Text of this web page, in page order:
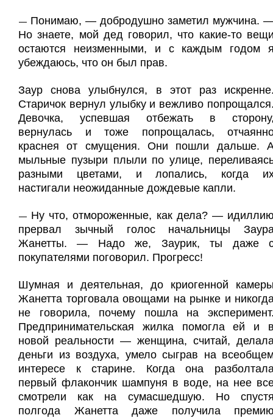
— Понимаю, — добродушно заметил мужчина.
Но знаете, мой дед говорил, что какие-то
остаются неизменными, и с каждым годом
убеждаюсь, что он был прав.
Заур снова улыбнулся, в этот раз
Старичок вернул улыбку и вежливо
Девочка, успевшая отбежать в
вернулась и тоже попрощалась,
краснея от смущения. Они пошли дальше.
мыльные пузыри плыли по улице,
разными цветами, и лопались, когда
настигали неожиданные дождевые капли.
— Ну что, отмороженные, как дела? —
прервал зычный голос начальницы
Жанетты. — Надо же, Заурик, ты даже
покупателями поговорил. Прогресс!
Шумная и деятельная, до криогенной
Жанетта торговала овощами на рынке и
не говорила, почему пошла на
Предпринимательская жилка помогла ей и
новой реальности — женщина, считай,
деньги из воздуха, умело сыграв на
интересе к старине. Когда она
первый флакончик шампуня в воде, на нее
смотрели как на сумасшедшую. Но
полгода Жанетта даже получила